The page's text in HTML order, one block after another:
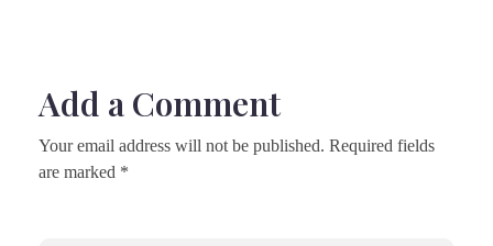
Add a Comment
Your email address will not be published. Required fields
are marked *